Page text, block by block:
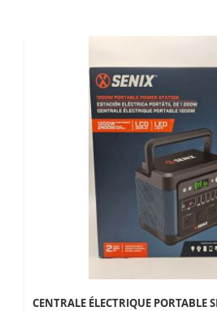
CENTRALE ÉLECTRIQUE PORTABLE